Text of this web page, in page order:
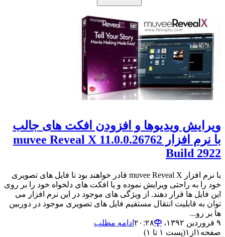
ویرایش ویدیوها و افزودن افکت های جالب
با نرم افزار muvee Reveal X 11.0.0.26762
Build 2922
با نرم افزار muvee Reveal X قادر خواهند بود تا فایل های تصویری
خود را به راحتی ویرایش نموده و یا افکت های دلخواه خود را بر روی
این فایل ها قرار دهند. از ویژگی های موجود در این نرم افزار می
توان به قابلیت انتقال مستقیم فایل های تصویری موجود در دوربین
ها بر رو...
۹ فروردین ۱۳۹۲،‏ ۲۰:۲۸
ادامه مطلب
صفحه ۱ از ۱(پست ۱ تا ۱)